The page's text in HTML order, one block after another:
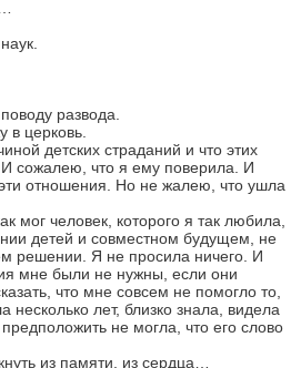
развода.
в церковь.
детских страданий и что этих
И сожалею, что я ему поверила. И
отношения. Но не жалею, что ушла
мог человек, которого я так любила,
детей и совместном будущем, не
решении. Я не просила ничего. И
мне были не нужны, если они
что мне совсем не помогло то,
несколько лет, близко знала, видела
не могла, что его слово
из памяти, из сердца…